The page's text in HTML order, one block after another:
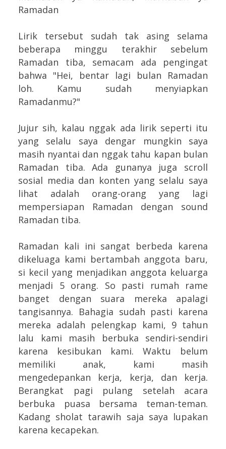
Ramadan
Lirik tersebut sudah tak asing selama
beberapa minggu terakhir sebelum
Ramadan tiba, semacam ada pengingat
bahwa "Hei, bentar lagi bulan Ramadan
loh. Kamu sudah menyiapkan
Ramadanmu?"
Jujur sih, kalau nggak ada lirik seperti itu
yang selalu saya dengar mungkin saya
masih nyantai dan nggak tahu kapan bulan
Ramadan tiba. Ada gunanya juga scroll
sosial media dan konten yang selalu saya
lihat adalah orang-orang yang lagi
mempersiapan Ramadan dengan sound
Ramadan tiba.
Ramadan kali ini sangat berbeda karena
dikeluaga kami bertambah anggota baru,
si kecil yang menjadikan anggota keluarga
menjadi 5 orang. So pasti rumah rame
banget dengan suara mereka apalagi
tangisannya. Bahagia sudah pasti karena
mereka adalah pelengkap kami, 9 tahun
lalu kami masih berbuka sendiri-sendiri
karena kesibukan kami. Waktu belum
memiliki anak, kami masih
mengedepankan kerja, kerja, dan kerja.
Berangkat pagi pulang setelah acara
berbuka puasa bersama teman-teman.
Kadang sholat tarawih saja saya lupakan
karena kecapekan.